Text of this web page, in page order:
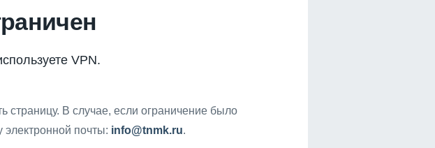
VPN.
страницу. В случае, если ограничение было
почты: info@tnmk.ru.